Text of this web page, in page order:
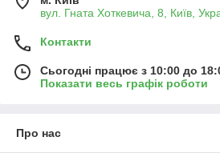
вул. Гната Хоткевича, 8, Київ,
Контакти
Сьогодні працює з 10:00 до
Показати весь графік роботи
Про нас